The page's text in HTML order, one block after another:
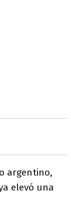
argentino,
elevó una